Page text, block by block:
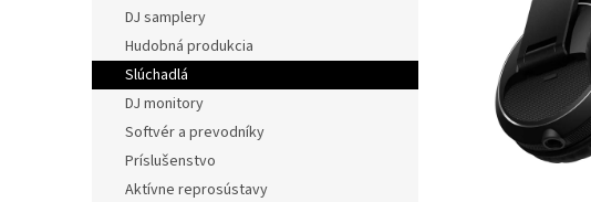
DJ samplery
Hudobná produkcia
Slúchadlá
DJ monitory
Softvér a prevodníky
Príslušenstvo
Aktívne reprosústavy